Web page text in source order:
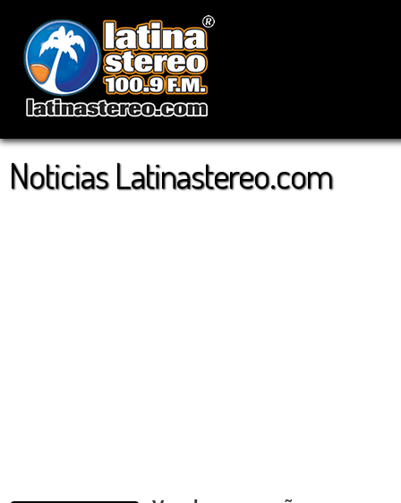
Noticias Latinastereo.com